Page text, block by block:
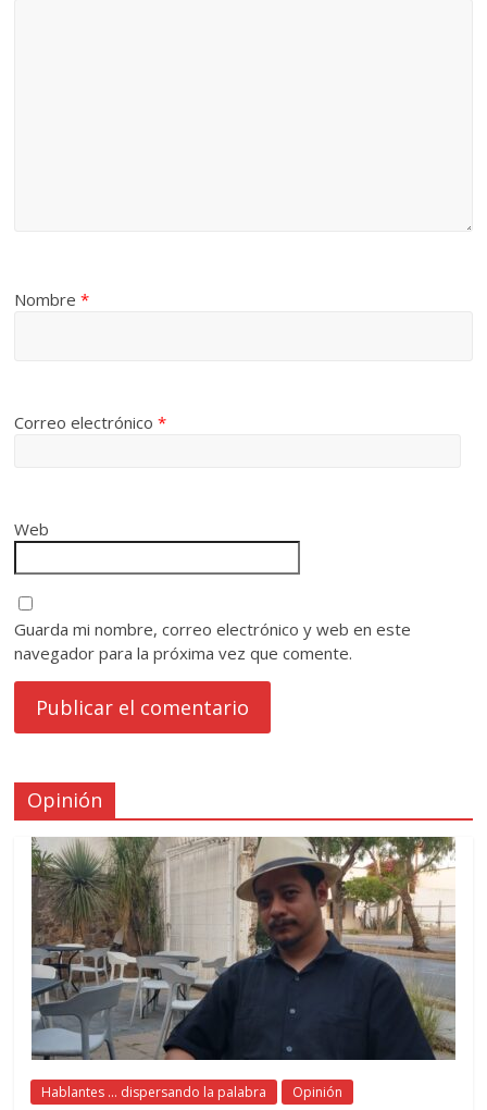
Nombre*
Correo electrónico*
Web
Guarda mi nombre, correo electrónico y web en este
navegador para la próxima vez que comente.
Opinión
Hablantes ... dispersando la palabra Opinión